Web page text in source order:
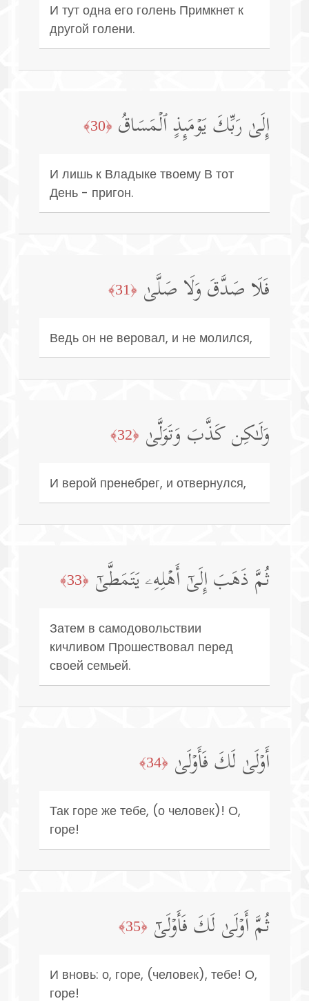
И тут одна его голень Примкнет к
другой голени.
إِلَىٰ رَبِّكَ یَوۡمَىِٕذٍ ٱلۡمَسَاقُ ﴿30﴾
И лишь к Владыке твоему В тот
День - пригон.
فَلَا صَدَّقَ وَلَا صَلَّىٰ ﴿31﴾
Ведь он не веровал, и не молился,
وَلَـٰكِن كَذَّبَ وَتَوَلَّىٰ ﴿32﴾
И верой пренебрег, и отвернулся,
ثُمَّ ذَهَبَ إِلَىٰۤ أَهۡلِهِۦ یَتَمَطَّىٰۤ ﴿33﴾
Затем в самодовольствии
кичливом Прошествовал перед
своей семьей.
أَوۡلَىٰ لَكَ فَأَوۡلَىٰ ﴿34﴾
Так горе же тебе, (о человек)! О,
горе!
ثُمَّ أَوۡلَىٰ لَكَ فَأَوۡلَىٰۤ ﴿35﴾
И вновь: о, горе, (человек), тебе! О,
горе!